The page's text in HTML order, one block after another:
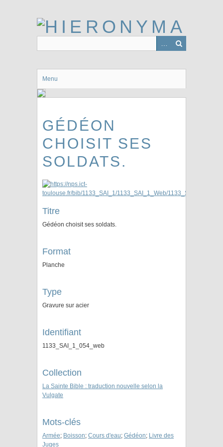
Menu
GÉDÉON
CHOISIT SES
SOLDATS.
Titre
Gédéon choisit ses soldats.
Format
Planche
Type
Gravure sur acier
Identifiant
1133_SAI_1_054_web
Collection
La Sainte Bible : traduction nouvelle selon la
Vulgate
Mots-clés
Armée; Boisson; Cours d'eau; Gédéon; Livre des
Juges